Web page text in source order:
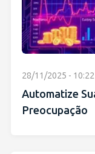
28/11/2025 - 10:22
Automatize
Preocupação